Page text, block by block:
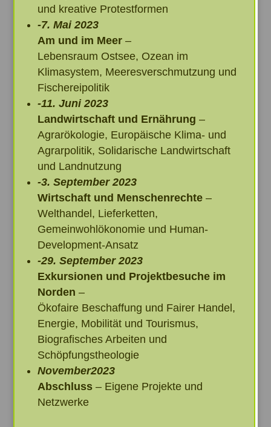
und kreative Protestformen
-7. Mai 2023
Am und im Meer –
Lebensraum Ostsee, Ozean im
Klimasystem, Meeresverschmutzung und
Fischereipolitik
-11. Juni 2023
Landwirtschaft und Ernährung –
Agrarökologie, Europäische Klima- und
Agrarpolitik, Solidarische Landwirtschaft
und Landnutzung
-3. September 2023
Wirtschaft und Menschenrechte –
Welthandel, Lieferketten,
Gemeinwohlökonomie und Human-
Development-Ansatz
-29. September 2023
Exkursionen und Projektbesuche im
Norden –
Ökofaire Beschaffung und Fairer Handel,
Energie, Mobilität und Tourismus,
Biografisches Arbeiten und
Schöpfungstheologie
November2023
Abschluss– Eigene Projekte und
Netzwerke